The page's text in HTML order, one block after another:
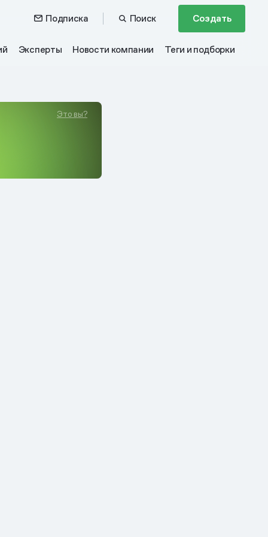
Подписка Поиск Создать
Эксперты Новости компании Теги и подборки
Это вы?